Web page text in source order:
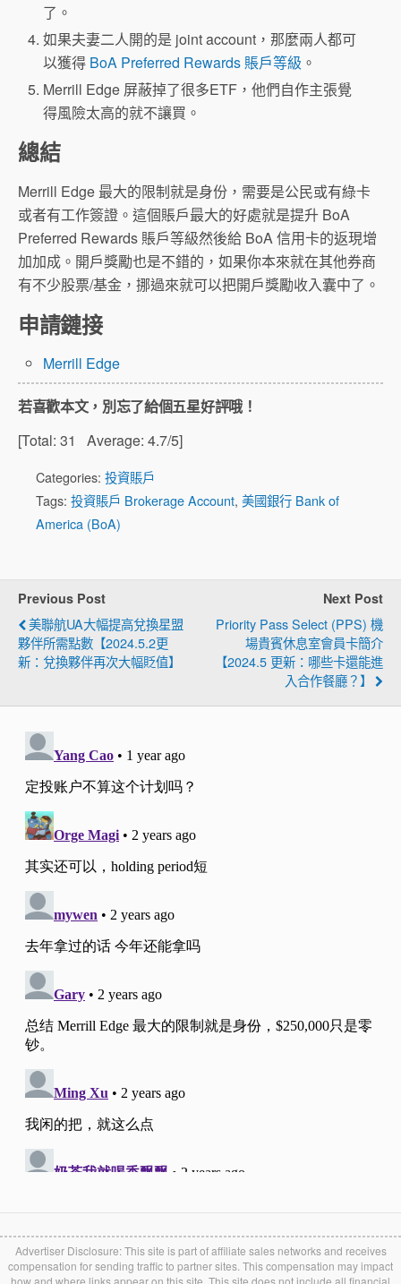
了。
如果夫妻二人開的是 joint account，那麼兩人都可
以獲得 BoA Preferred Rewards 賬戶等級 。
Merrill Edge 屏蔽掉了很多ETF，他們自作主張覺
得風險太高的就不讓買。
總結
Merrill Edge 最大的限制就是身份，需要是公民或有綠卡
或者有工作簽證。這個賬戶最大的好處就是提升 BoA
Preferred Rewards 賬戶等級然後給 BoA 信用卡的返現增
加加成。開戶獎勵也是不錯的，如果你本來就在其他券商
有不少股票/基金，挪過來就可以把開戶獎勵收入囊中了。
申請鏈接
Merrill Edge
若喜歡本文，別忘了給個五星好評哦！
[Total: 31 Average: 4.7/5]
Categories: 投資賬戶
Tags: 投資賬戶 Brokerage Account, 美國銀行 Bank of
America (BoA)
Previous Post
美聯航UA大幅提高兌換星盟
夥伴所需點數【2024.5.2更
新：兌換夥伴再次大幅貶值】
Next Post
Priority Pass Select (PPS) 機
場貴賓休息室會員卡簡介
【2024.5 更新：哪些卡還能進
入合作餐廳？】
Advertiser Disclosure: This site is part of affiliate sales networks and receives
compensation for sending traffic to partner sites. This compensation may impact